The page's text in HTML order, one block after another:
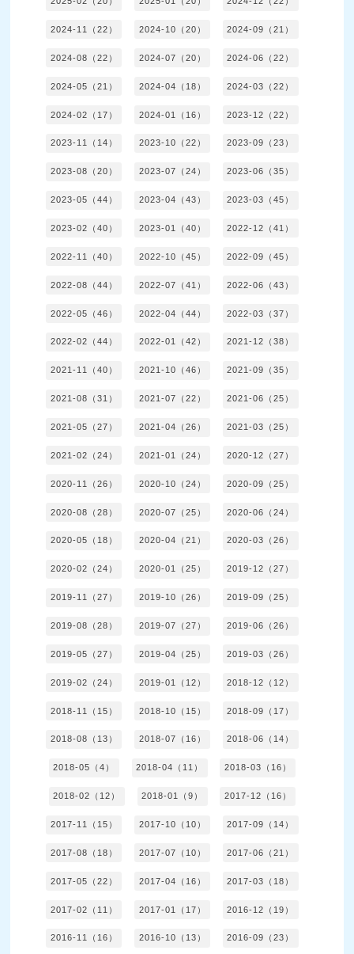
2024-11（22） 2024-10（20） 2024-09（21）
2024-08（22） 2024-07（20） 2024-06（22）
2024-05（21） 2024-04（18） 2024-03（22）
2024-02（17） 2024-01（16） 2023-12（22）
2023-11（14） 2023-10（22） 2023-09（23）
2023-08（20） 2023-07（24） 2023-06（35）
2023-05（44） 2023-04（43） 2023-03（45）
2023-02（40） 2023-01（40） 2022-12（41）
2022-11（40） 2022-10（45） 2022-09（45）
2022-08（44） 2022-07（41） 2022-06（43）
2022-05（46） 2022-04（44） 2022-03（37）
2022-02（44） 2022-01（42） 2021-12（38）
2021-11（40） 2021-10（46） 2021-09（35）
2021-08（31） 2021-07（22） 2021-06（25）
2021-05（27） 2021-04（26） 2021-03（25）
2021-02（24） 2021-01（24） 2020-12（27）
2020-11（26） 2020-10（24） 2020-09（25）
2020-08（28） 2020-07（25） 2020-06（24）
2020-05（18） 2020-04（21） 2020-03（26）
2020-02（24） 2020-01（25） 2019-12（27）
2019-11（27） 2019-10（26） 2019-09（25）
2019-08（28） 2019-07（27） 2019-06（26）
2019-05（27） 2019-04（25） 2019-03（26）
2019-02（24） 2019-01（12） 2018-12（12）
2018-11（15） 2018-10（15） 2018-09（17）
2018-08（13） 2018-07（16） 2018-06（14）
2018-05（4） 2018-04（11） 2018-03（16）
2018-02（12） 2018-01（9） 2017-12（16）
2017-11（15） 2017-10（10） 2017-09（14）
2017-08（18） 2017-07（10） 2017-06（21）
2017-05（22） 2017-04（16） 2017-03（18）
2017-02（11） 2017-01（17） 2016-12（19）
2016-11（16） 2016-10（13） 2016-09（23）